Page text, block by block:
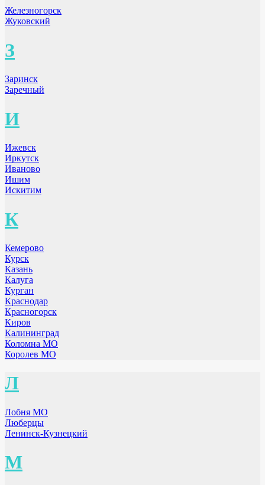
Железногорск
Жуковский
З
Заринск
Заречный
И
Ижевск
Иркутск
Иваново
Ишим
Искитим
К
Кемерово
Курск
Казань
Калуга
Курган
Краснодар
Красногорск
Киров
Калининград
Коломна МО
Королев МО
Л
Лобня МО
Люберцы
Ленинск-Кузнецкий
М